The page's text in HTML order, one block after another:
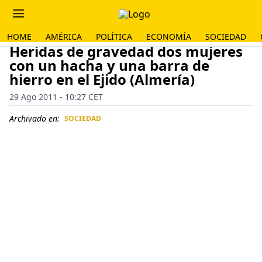
HOME AMÉRICA POLÍTICA ECONOMÍA SOCIEDAD
Heridas de gravedad dos mujeres
con un hacha y una barra de
hierro en el Ejido (Almería)
29 Ago 2011 - 10:27 CET
Archivado en: SOCIEDAD